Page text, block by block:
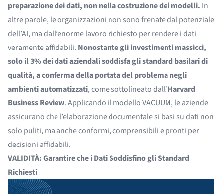
preparazione dei dati, non nella costruzione dei modelli. In
altre parole, le organizzazioni non sono frenate dal potenziale
dell’AI, ma dall’enorme lavoro richiesto per rendere i dati
veramente affidabili. Nonostante gli investimenti massicci,
solo il 3% dei dati aziendali soddisfa gli standard basilari di
qualità, a conferma della portata del problema negli
ambienti automatizzati, come sottolineato dall’Harvard
Business Review. Applicando il modello VACUUM, le aziende
assicurano che l’elaborazione documentale si basi su dati non
solo puliti, ma anche conformi, comprensibili e pronti per
decisioni affidabili.
VALIDITÀ: Garantire che i Dati Soddisfino gli Standard
Richiesti